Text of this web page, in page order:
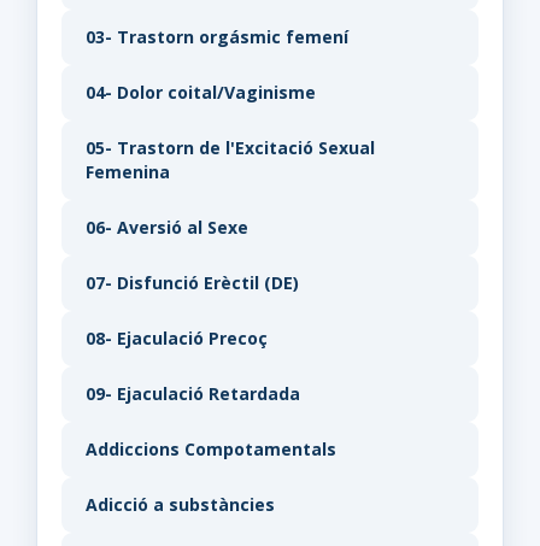
03- Trastorn orgásmic femení
04- Dolor coital/Vaginisme
05- Trastorn de l'Excitació Sexual
Femenina
06- Aversió al Sexe
07- Disfunció Erèctil (DE)
08- Ejaculació Precoç
09- Ejaculació Retardada
Addiccions Compotamentals
Adicció a substàncies